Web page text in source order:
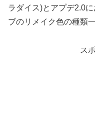
ラダイス)とアプデ2.0
ブのリメイク色の種類
ス